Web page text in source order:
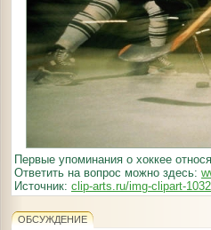
Первые упоминания о хоккее
Ответить на вопрос можно здесь:
Источник: clip-arts.ru/img-clipart-
ОБСУЖДЕНИЕ